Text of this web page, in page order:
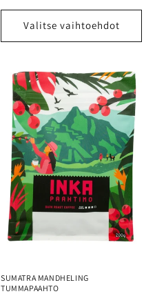
Valitse vaihtoehdot
SUMATRA MANDHELING
TUMMAPAAHTO